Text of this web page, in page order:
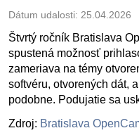
Dátum udalosti: 25.04.2026
Štvrtý ročník Bratislava
spustená možnosť
zameriava na témy
softvéru, otvorených dát,
podobne. Podujatie sa
Zdroj: Bratislava